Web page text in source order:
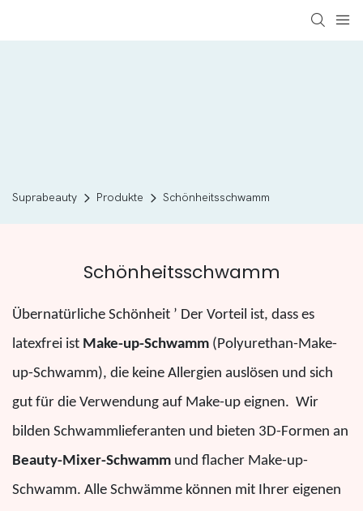
Suprabeauty Produkte Schönheitsschwamm
Schönheitsschwamm
Übernatürliche Schönheit ’ Der Vorteil ist, dass es
latexfrei ist Make-up-Schwamm (Polyurethan-Make-
up-Schwamm), die keine Allergien auslösen und sich
gut für die Verwendung auf Make-up eignen. Wir
bilden Schwammlieferanten und bieten 3D-Formen an
Beauty-Mixer-Schwamm und flacher Make-up-
Schwamm. Alle Schwämme können mit Ihrer eigenen